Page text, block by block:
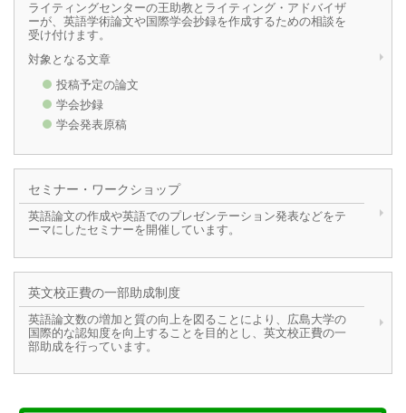
ライティングセンターの王助教とライティング・アドバイザ
ーが、英語学術論文や国際学会抄録を作成するための相談を
受け付けます。
対象となる文章
投稿予定の論文
学会抄録
学会発表原稿
セミナー・ワークショップ
英語論文の作成や英語でのプレゼンテーション発表などをテ
ーマにしたセミナーを開催しています。
英文校正費の一部助成制度
英語論文数の増加と質の向上を図ることにより、広島大学の
国際的な認知度を向上することを目的とし、英文校正費の一
部助成を行っています。